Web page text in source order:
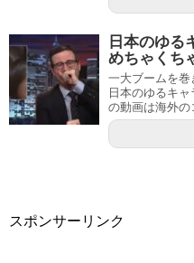
日本のゆる
めちゃくち
一大ブームを巻
日本のゆるキ
の動画は海外の
スポンサーリンク